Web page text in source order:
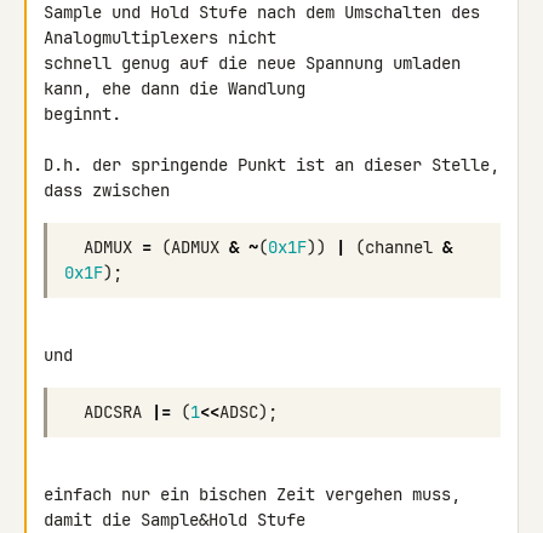
Sample und Hold Stufe nach dem Umschalten des
Analogmultiplexers nicht
schnell genug auf die neue Spannung umladen
kann, ehe dann die Wandlung
beginnt.
D.h. der springende Punkt ist an dieser Stelle,
dass zwischen
ADMUX = (ADMUX & ~(0x1F)) | (channel &
0x1F);
und
ADCSRA |= (1<<ADSC);
einfach nur ein bischen Zeit vergehen muss,
damit die Sample&Hold Stufe